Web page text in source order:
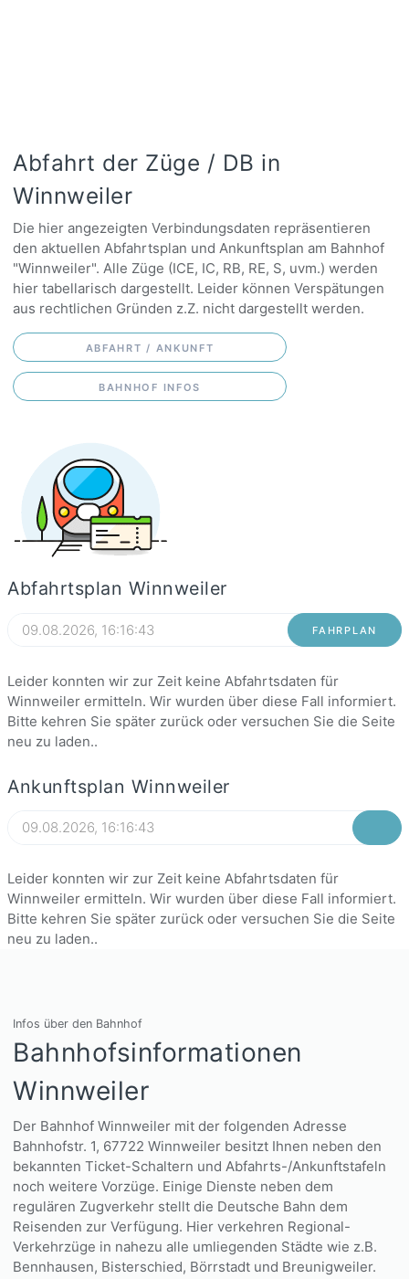
Abfahrt der Züge / DB in
Winnweiler
Die hier angezeigten Verbindungsdaten repräsentieren
den aktuellen Abfahrtsplan und Ankunftsplan am Bahnhof
"Winnweiler". Alle Züge (ICE, IC, RB, RE, S, uvm.) werden
hier tabellarisch dargestellt. Leider können Verspätungen
aus rechtlichen Gründen z.Z. nicht dargestellt werden.
ABFAHRT / ANKUNFT
BAHNHOF INFOS
Abfahrtsplan Winnweiler
FAHRPLAN
Leider konnten wir zur Zeit keine Abfahrtsdaten für
Winnweiler ermitteln. Wir wurden über diese Fall informiert.
Bitte kehren Sie später zurück oder versuchen Sie die Seite
neu zu laden..
Ankunftsplan Winnweiler
Leider konnten wir zur Zeit keine Abfahrtsdaten für
Winnweiler ermitteln. Wir wurden über diese Fall informiert.
Bitte kehren Sie später zurück oder versuchen Sie die Seite
neu zu laden..
Infos über den Bahnhof
Bahnhofsinformationen
Winnweiler
Der Bahnhof Winnweiler mit der folgenden Adresse
Bahnhofstr. 1, 67722 Winnweiler besitzt Ihnen neben den
bekannten Ticket-Schaltern und Abfahrts-/Ankunftstafeln
noch weitere Vorzüge. Einige Dienste neben dem
regulären Zugverkehr stellt die Deutsche Bahn dem
Reisenden zur Verfügung. Hier verkehren Regional-
Verkehrzüge in nahezu alle umliegenden Städte wie z.B.
Bennhausen, Bisterschied, Börrstadt und Breunigweiler.